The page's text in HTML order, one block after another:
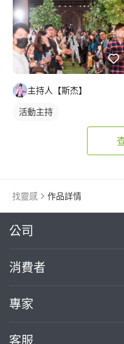
主持人【斯杰】
活動主持
找靈感 作品詳情
公司
關於我們
部落格
加入我們
消費者
買服務
專家
案件中心
客服
繼續完成